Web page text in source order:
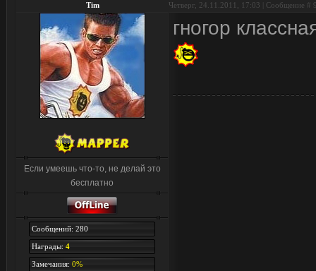
Tim Четверг, 24.11.2011, 17:03 | Сообщение #
Если умеешь что-то, не делай это
бесплатно
Сообщений: 280
Награды: 4
Замечания: 0%
гногор